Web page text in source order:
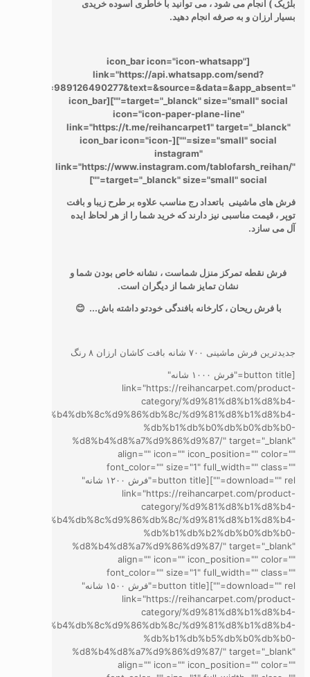
بلژیک ) انجام می شود ، می توانید با خاطری آسوده خریدی
بسیار ارزان و به صرفه انجام دهید.
[icon_bar icon="icon-whatsapp"
link="https://api.whatsapp.com/send?
phone=989126490277&text=&source=&data=&app_absent="
target="_blanck" size="small" social=""][icon_bar
icon="icon-paper-plane-line"
link="https://t.me/reihancarpet1" target="_blanck"
size="small" social=""][icon_bar icon="icon-
instagram"
link="https://www.instagram.com/tablofarsh_reihan/"
target="_blanck" size="small" social=""]
فرش های ماشینی باتعداد رج مناسب علاوه بر طرح زیبا و بافت
توپر ، قیمت مناسبی نیز دارند که خرید شما را از هر لحاظ ایده
آل می سازد.
فرش نقطه تمرکز منزل شماست ، نشانه خاص بودن شما و
نشان تمایز شما از دیگران است.
با فرش ریحان ، کارخانه بافندگی خودتو داشته باش... 😊
جدیدترین فرش ماشینی ۷۰۰ شانه بافت کاشان ارزان ۸ رنگ
[button title="فرش ۱۰۰۰ شانه"
link="https://reihancarpet.com/product-
category/%d9%81%d8%b1%d8%b4-
%d9%81%d8%b1%d8%b4-
%db%b1%db%b0%db%b0%db%b0-
%d8%b4%d8%a7%d9%86%d9%87/" target="_blank"
align="" icon="" icon_position="" color=""
font_color="" size="1" full_width="" class=""
download="" rel=""][button title="فرش ۱۲۰۰ شانه"
link="https://reihancarpet.com/product-
category/%d9%81%d8%b1%d8%b4-
%d9%81%d8%b1%d8%b4-
%db%b1%db%b2%db%b0%db%b0-
%d8%b4%d8%a7%d9%86%d9%87/" target="_blank"
align="" icon="" icon_position="" color=""
font_color="" size="1" full_width="" class=""
download="" rel=""][button title="فرش ۱۵۰۰ شانه"
link="https://reihancarpet.com/product-
category/%d9%81%d8%b1%d8%b4-
%d9%81%d8%b1%d8%b4-
%db%b1%db%b5%db%b0%db%b0-
%d8%b4%d8%a7%d9%86%d9%87/" target="_blank"
align="" icon="" icon_position="" color=""